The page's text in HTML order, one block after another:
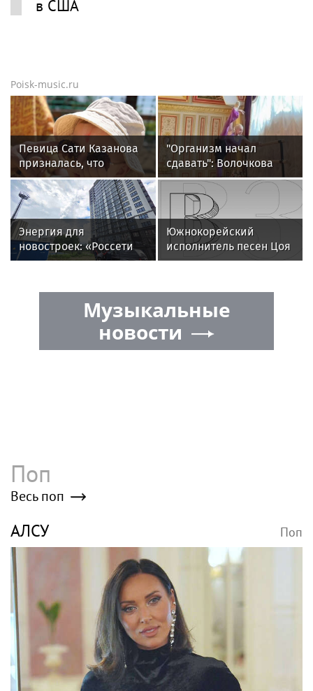
в США
Poisk-music.ru
Певица Сати Казанова
призналась, что
назвала дочь в честь
индуистской богини
"Организм начал
сдавать": Волочкова
раскрыла причину
отсутствия фотографий
со шпагатами
Энергия для
новостроек: «Россети
Новосибирск»
МВт мощности для
новых жилых
Южнокорейский
исполнитель песен Цоя
Сон Вон Соп захотел
России
Музыкальные
новости
Поп
Весь поп
АЛСУ Поп